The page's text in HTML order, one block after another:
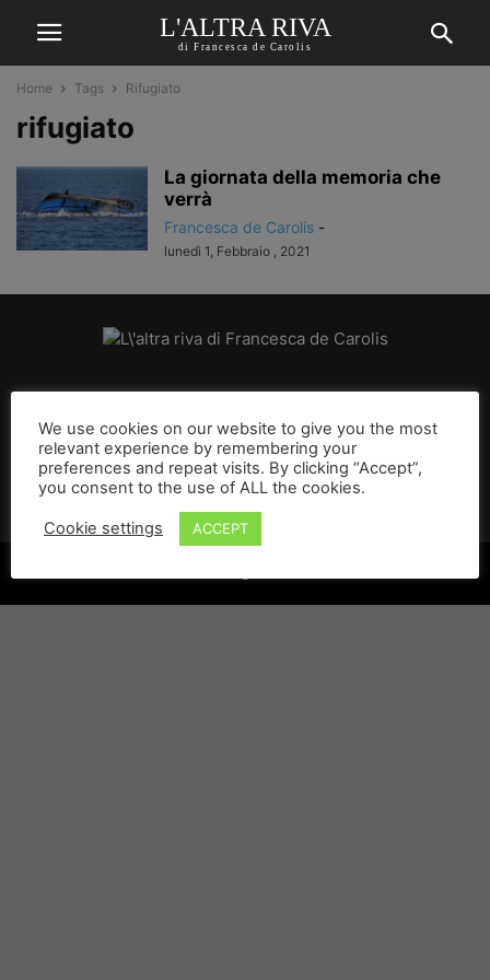
L'ALTRA RIVA
di Francesca de Carolis
Home Tags Rifugiato
rifugiato
La giornata della memoria che
verrà
Francesca de Carolis -
lunedì 1, Febbraio , 2021
SEGUICI
We use cookies on our website to give you the most
relevant experience by remembering your
preferences and repeat visits. By clicking “Accept”,
you consent to the use of ALL the cookies.
Cookie settings ACCEPT